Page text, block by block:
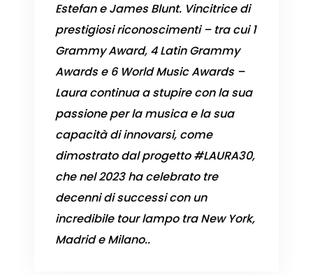
Estefan e James Blunt. Vincitrice di
prestigiosi riconoscimenti – tra cui 1
Grammy Award, 4 Latin Grammy
Awards e 6 World Music Awards –
Laura continua a stupire con la sua
passione per la musica e la sua
capacità di innovarsi, come
dimostrato dal progetto #LAURA30,
che nel 2023 ha celebrato tre
decenni di successi con un
incredibile tour lampo tra New York,
Madrid e Milano..